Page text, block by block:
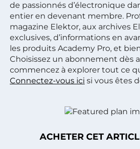
de passionnés d’électronique
entier en devenant membre.
magazine Elektor, aux archives
exclusives, d’informations en
les produits Academy Pro, et
Choisissez un abonnement dès
commencez à explorer tout ce
Connectez-vous ici si vous êtes
ACHETER CET